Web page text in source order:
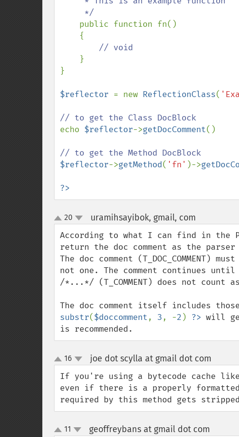
public function fn()
// void
}
}
$reflector = new ReflectionClass(
echo $reflector->getDocComment()
$reflector->getMethod( 'fn' )->
?>
up
down
20 uramihsayibok, gmail, com
According to what I can find in the
return the doc comment as the
The doc comment
not one. The comment continues
/*...*/ (T_COMMENT) does not count
The doc comment itself includes
substr($doccomment, 3, -2 ) ?> will
is recommended.
up
down
16 joe dot scylla at gmail dot com
If you're using a bytecode cache
even if there is a properly
required by this method gets
up11 geoffreybans at gmail dot com